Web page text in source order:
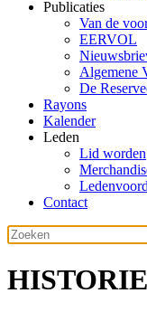
Publicaties
Van de
EERVOL
Algemene
De
Rayons
Kalender
Leden
Lid worden
Contact